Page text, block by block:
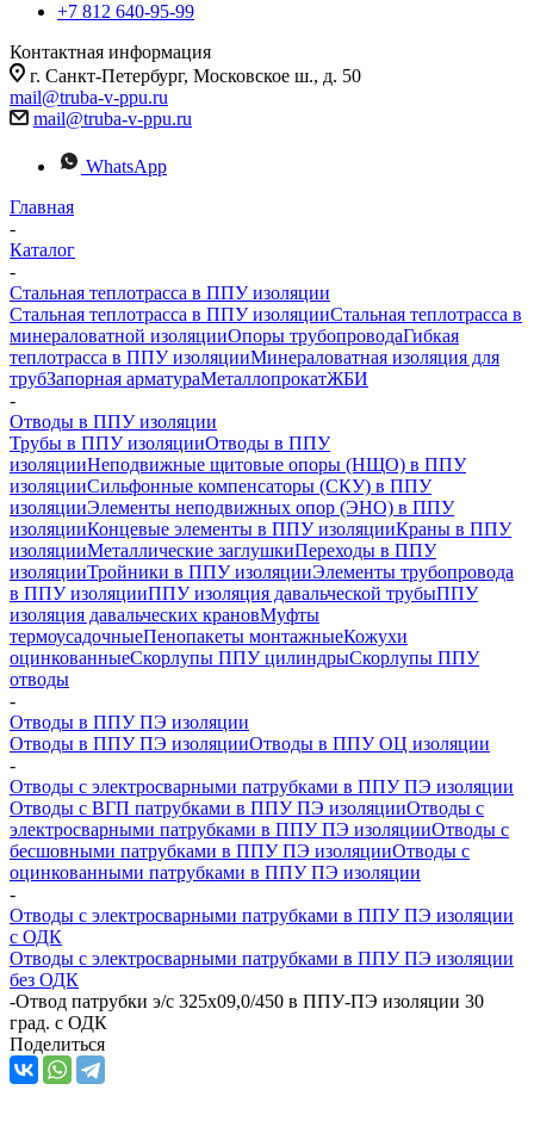
+7 812 640-95-99
Контактная информация
г. Санкт-Петербург, Московское ш., д. 50
mail@truba-v-ppu.ru
mail@truba-v-ppu.ru
WhatsApp
Главная
-
Каталог
-
Стальная теплотрасса в ППУ изоляции
Стальная теплотрасса в ППУ изоляцииСтальная теплотрасса в
минераловатной изоляцииОпоры трубопроводаГибкая
теплотрасса в ППУ изоляцииМинераловатная изоляция для
трубЗапорная арматураМеталлопрокатЖБИ
-
Отводы в ППУ изоляции
Трубы в ППУ изоляцииОтводы в ППУ
изоляцииНеподвижные щитовые опоры (НЩО) в ППУ
изоляцииCильфонные компенсаторы (СКУ) в ППУ
изоляцииЭлементы неподвижных опор (ЭНО) в ППУ
изоляцииКонцевые элементы в ППУ изоляцииКраны в ППУ
изоляцииМеталлические заглушкиПереходы в ППУ
изоляцииТройники в ППУ изоляцииЭлементы трубопровода
в ППУ изоляцииППУ изоляция давальческой трубыППУ
изоляция давальческих крановМуфты
термоусадочныеПенопакеты монтажныеКожухи
оцинкованныеСкорлупы ППУ цилиндрыСкорлупы ППУ
отводы
-
Отводы в ППУ ПЭ изоляции
Отводы в ППУ ПЭ изоляцииОтводы в ППУ ОЦ изоляции
-
Отводы с электросварными патрубками в ППУ ПЭ изоляции
Отводы с ВГП патрубками в ППУ ПЭ изоляцииОтводы с
электросварными патрубками в ППУ ПЭ изоляцииОтводы с
бесшовными патрубками в ППУ ПЭ изоляцииОтводы с
оцинкованными патрубками в ППУ ПЭ изоляции
-
Отводы с электросварными патрубками в ППУ ПЭ изоляции
с ОДК
Отводы с электросварными патрубками в ППУ ПЭ изоляции
без ОДК
-Отвод патрубки э/с 325х09,0/450 в ППУ-ПЭ изоляции 30
град. с ОДК
Поделиться